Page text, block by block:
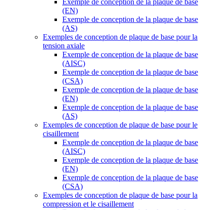
Exemple de conception de la plaque de base
(EN)
Exemple de conception de la plaque de base
(AS)
Exemples de conception de plaque de base pour la
tension axiale
Exemple de conception de la plaque de base
(AISC)
Exemple de conception de la plaque de base
(CSA)
Exemple de conception de la plaque de base
(EN)
Exemple de conception de la plaque de base
(AS)
Exemples de conception de plaque de base pour le
cisaillement
Exemple de conception de la plaque de base
(AISC)
Exemple de conception de la plaque de base
(EN)
Exemple de conception de la plaque de base
(CSA)
Exemples de conception de plaque de base pour la
compression et le cisaillement